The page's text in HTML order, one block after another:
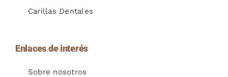
Carillas Dentales
Enlaces de interés
Sobre nosotros